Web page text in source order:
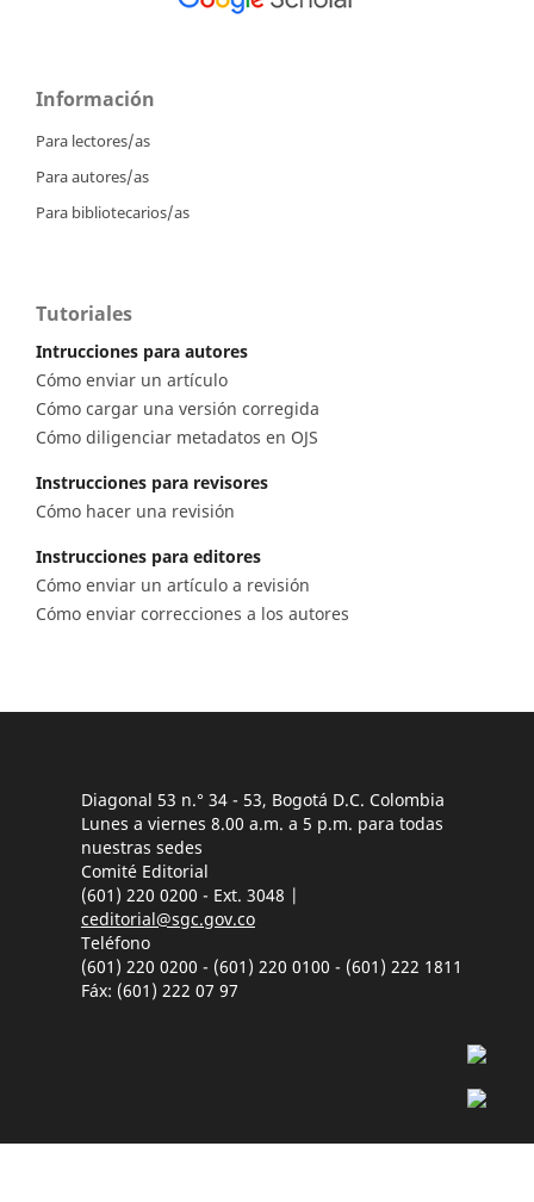
Información
Para lectores/as
Para autores/as
Para bibliotecarios/as
Tutoriales
Intrucciones para autores
Cómo enviar un artículo
Cómo cargar una versión corregida
Cómo diligenciar metadatos en OJS
Instrucciones para revisores
Cómo hacer una revisión
Instrucciones para editores
Cómo enviar un artículo a revisión
Cómo enviar correcciones a los autores
Diagonal 53 n.° 34 - 53, Bogotá D.C. Colombia
Lunes a viernes 8.00 a.m. a 5 p.m. para todas
nuestras sedes
Comité Editorial
(601) 220 0200 - Ext. 3048 |
ceditorial@sgc.gov.co
Teléfono
(601) 220 0200 - (601) 220 0100 - (601) 222 1811
Fáx: (601) 222 07 97